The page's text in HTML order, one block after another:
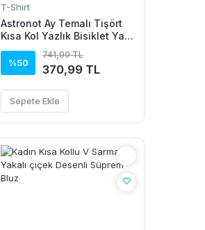
T-Shirt
Astronot Ay Temalı Tişört
Kısa Kol Yazlık Bisiklet Yaka
T-Shirt - Beyaz
%50
741,99 TL
370,99 TL
Sepete Ekle